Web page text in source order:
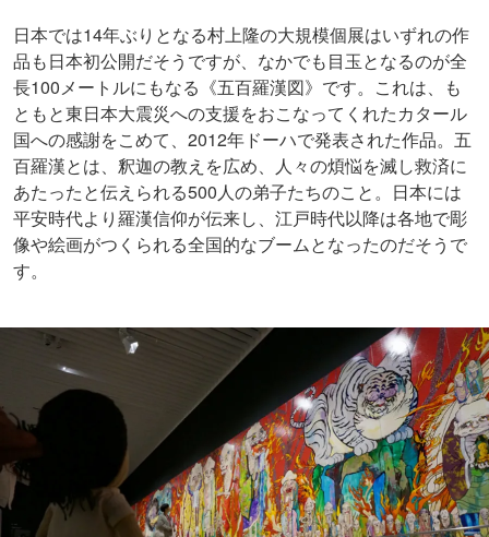
日本では14年ぶりとなる村上隆の大規模個展はいずれの作
品も日本初公開だそうですが、なかでも目玉となるのが全
長100メートルにもなる《五百羅漢図》です。これは、も
ともと東日本大震災への支援をおこなってくれたカタール
国への感謝をこめて、2012年ドーハで発表された作品。五
百羅漢とは、釈迦の教えを広め、人々の煩悩を滅し救済に
あたったと伝えられる500人の弟子たちのこと。日本には
平安時代より羅漢信仰が伝来し、江戸時代以降は各地で彫
像や絵画がつくられる全国的なブームとなったのだそうで
す。